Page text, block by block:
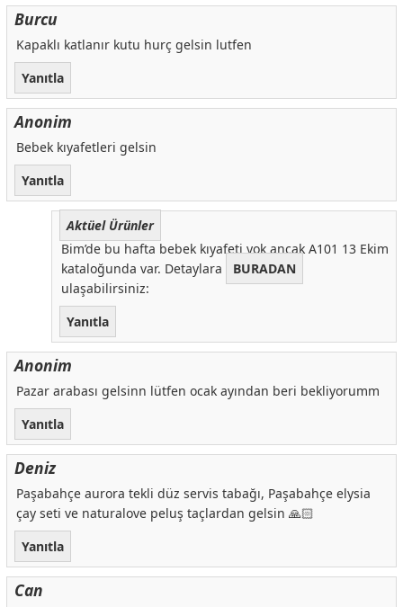
Burcu
Kapaklı katlanır kutu hurç gelsin lutfen
Yanıtla
Anonim
Bebek kıyafetleri gelsin
Yanıtla
Aktüel Ürünler
Bim’de bu hafta bebek kıyafeti yok ancak A101 13 Ekim
kataloğunda var. Detaylara
BURADAN
ulaşabilirsiniz:
Yanıtla
Anonim
Pazar arabası gelsinn lütfen ocak ayından beri bekliyorumm
Yanıtla
Deniz
Paşabahçe aurora tekli düz servis tabağı, Paşabahçe elysia
çay seti ve naturalove peluş taçlardan gelsin 🙏🏻
Yanıtla
Can